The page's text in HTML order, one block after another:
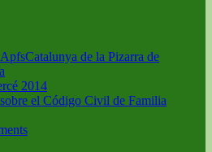
de la Pizarra de
2014
el Código Civil de Familia